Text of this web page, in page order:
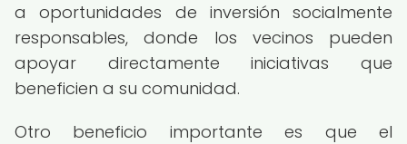
a oportunidades de inversión socialmente
responsables, donde los vecinos pueden
apoyar directamente iniciativas que
beneficien a su comunidad.
Otro beneficio importante es que el